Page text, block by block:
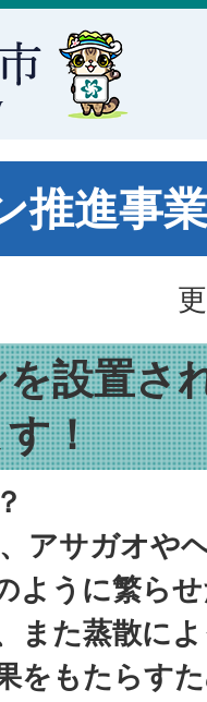
推進事
設置さ
！
アサガオや
ように繁ら
また蒸散に
をもたらす